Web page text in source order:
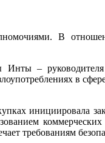
В
–
в сфере
инициировала
требованиям